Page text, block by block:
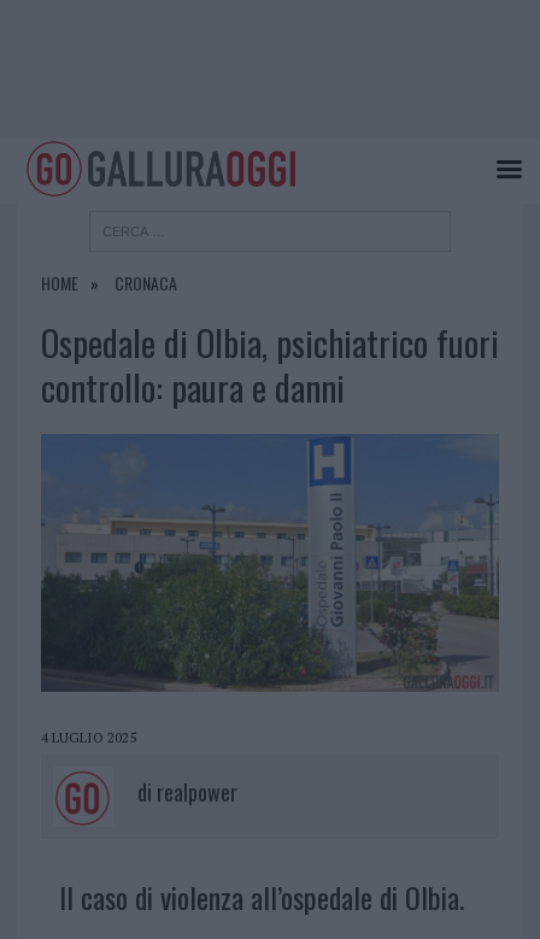
HOME CRONACA
Ospedale di Olbia, psichiatrico fuori
controllo: paura e danni
4 LUGLIO 2025
di realpower
Il caso di violenza all’ospedale di Olbia.